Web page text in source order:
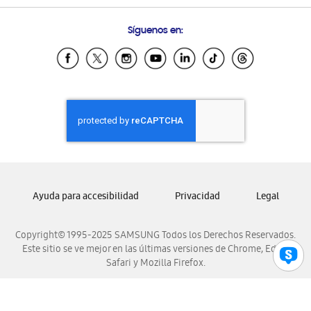
Samsung Ecuador
Samsung El Salvador
Samsung Honduras
Samsung Nicaragua
Samsung Panamá
Samsung Venezuela
Síguenos en:
Copyright© 1995-2025 SAMSUNG Todos los Derechos Reservados.
Este sitio se ve mejor en las últimas versiones de Chrome, Edge,
Safari y Mozilla Firefox.
Ayuda para accesibilidad Privacidad Legal